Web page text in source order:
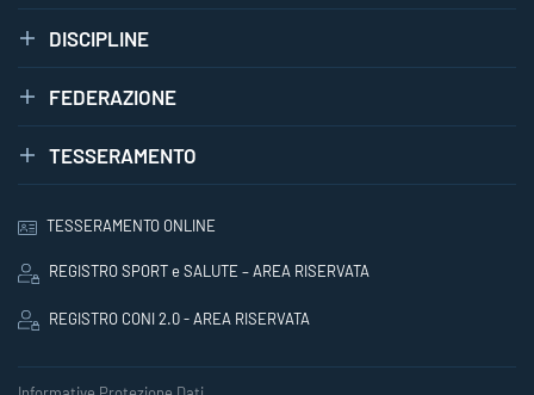
DISCIPLINE
FEDERAZIONE
TESSERAMENTO
TESSERAMENTO ONLINE
REGISTRO SPORT e SALUTE – AREA RISERVATA
REGISTRO CONI 2.0 - AREA RISERVATA